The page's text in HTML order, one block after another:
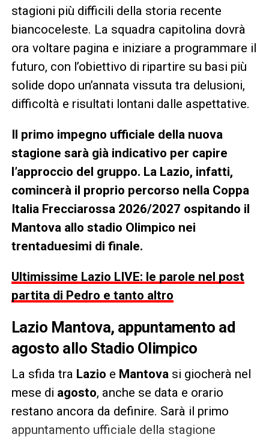
stagioni più difficili della storia recente
biancoceleste. La squadra capitolina dovrà
ora voltare pagina e iniziare a programmare il
futuro, con l’obiettivo di ripartire su basi più
solide dopo un’annata vissuta tra delusioni,
difficoltà e risultati lontani dalle aspettative.
Il primo impegno ufficiale della nuova
stagione sarà già indicativo per capire
l’approccio del gruppo. La Lazio, infatti,
comincerà il proprio percorso nella Coppa
Italia Frecciarossa 2026/2027 ospitando il
Mantova allo stadio Olimpico nei
trentaduesimi di finale.
Ultimissime Lazio LIVE: le parole nel post
partita di Pedro e tanto altro
Lazio Mantova, appuntamento ad
agosto allo Stadio Olimpico
La sfida tra Lazio e Mantovasi giocherà nel
mese di agosto, anche se data e orario
restano ancora da definire. Sarà il primo
appuntamento ufficiale della stagione